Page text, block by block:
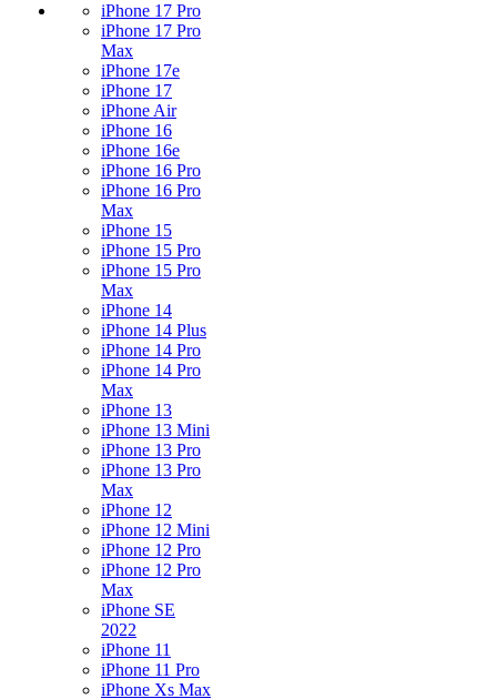
iPhone 17 Pro
iPhone 17 Pro
Max
iPhone 17e
iPhone 17
iPhone Air
iPhone 16
iPhone 16e
iPhone 16 Pro
iPhone 16 Pro
Max
iPhone 15
iPhone 15 Pro
iPhone 15 Pro
Max
iPhone 14
iPhone 14 Plus
iPhone 14 Pro
iPhone 14 Pro
Max
iPhone 13
iPhone 13 Mini
iPhone 13 Pro
iPhone 13 Pro
Max
iPhone 12
iPhone 12 Mini
iPhone 12 Pro
iPhone 12 Pro
Max
iPhone SE
2022
iPhone 11
iPhone 11 Pro
iPhone Xs Max